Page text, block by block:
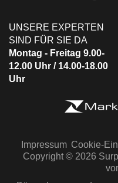
UNSERE EXPERTEN
SIND FÜR SIE DA
Montag - Freitag 9.00-
12.00 Uhr / 14.00-18.00
Uhr
Impressum Cookie-
Copyright © 2026